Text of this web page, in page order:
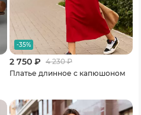
-35%
2 750 ₽ 4 230₽
Платье длинное с капюшоном